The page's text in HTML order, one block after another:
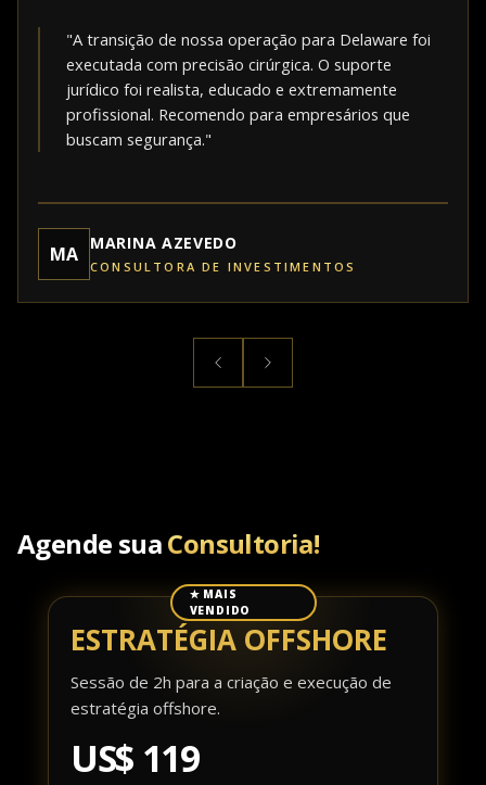
"A transição de nossa operação para Delaware foi
executada com precisão cirúrgica. O suporte
jurídico foi realista, educado e extremamente
profissional. Recomendo para empresários que
buscam segurança."
MA MARINA AZEVEDO
CONSULTORA DE INVESTIMENTOS
Agende suaConsultoria!
✭ MAIS
VENDIDO
ESTRATÉGIA OFFSHORE
Sessão de 2h para a criação e execução de
estratégia offshore.
US$ 119